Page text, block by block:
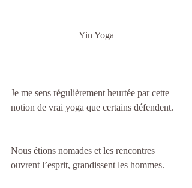
Yin Yoga
Je me sens régulièrement heurtée par cette
notion de vrai yoga que certains défendent.
Nous étions nomades et les rencontres
ouvrent l’esprit, grandissent les hommes.